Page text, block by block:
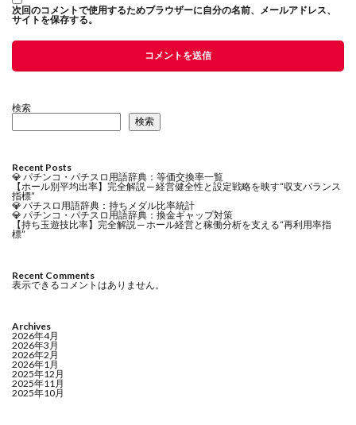
次回のコメントで使用するためブラウザーに自分の名前、メールアドレス、
サイトを保存する。
検索
検索
Recent Posts
💎 パチンコ・パチスロ用語辞典：等価交換率一覧
【ホール別平均出率】完全解説 ─ 経営健全性と設定戦略を映す“収支バランス
指標”
💎 パチスロ用語辞典：持ちメダル比率統計
💎 パチンコ・パチスロ用語辞典：換金ギャップ対策
【持ち玉遊技比率】完全解説 ─ ホール経営と稼働分析を支える“再利用率指
標”
Recent Comments
表示できるコメントはありません。
Archives
2026年4月
2026年3月
2026年2月
2026年1月
2025年12月
2025年11月
2025年10月